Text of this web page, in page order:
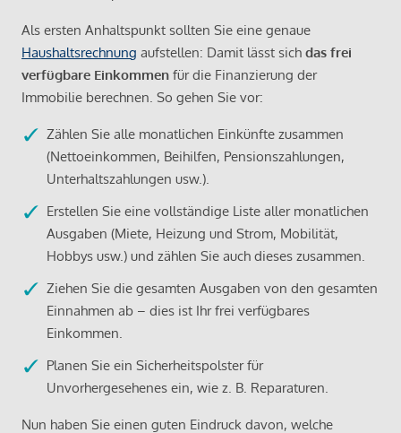
Als ersten Anhaltspunkt sollten Sie eine genaue
Haushaltsrechnung aufstellen: Damit lässt sich das frei
verfügbare Einkommen für die Finanzierung der
Immobilie berechnen. So gehen Sie vor:
Zählen Sie alle monatlichen Einkünfte zusammen
(Nettoeinkommen, Beihilfen, Pensionszahlungen,
Unterhaltszahlungen usw.).
Erstellen Sie eine vollständige Liste aller monatlichen
Ausgaben (Miete, Heizung und Strom, Mobilität,
Hobbys usw.) und zählen Sie auch dieses zusammen.
Ziehen Sie die gesamten Ausgaben von den gesamten
Einnahmen ab – dies ist Ihr frei verfügbares
Einkommen.
Planen Sie ein Sicherheitspolster für
Unvorhergesehenes ein, wie z. B. Reparaturen.
Nun haben Sie einen guten Eindruck davon, welche